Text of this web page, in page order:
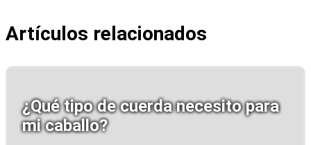
Artículos relacionados
¿Qué tipo de cuerda necesito para
mi caballo?